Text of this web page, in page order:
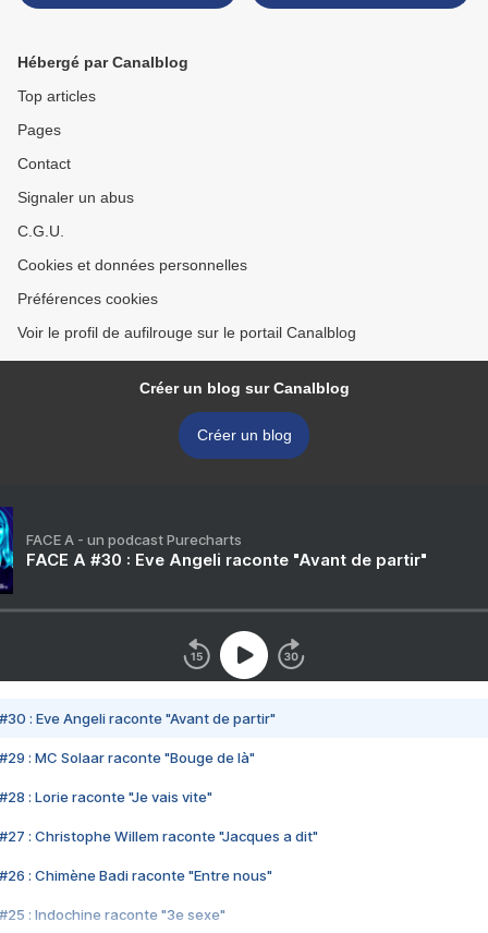
Hébergé par Canalblog
Top articles
Pages
Contact
Signaler un abus
C.G.U.
Cookies et données personnelles
Préférences cookies
Voir le profil de aufilrouge sur le portail Canalblog
Créer un blog sur Canalblog
Créer un blog
FACE A - un podcast Purecharts
FACE A #30 : Eve Angeli raconte "Avant de partir"
#30 : Eve Angeli raconte "Avant de partir"
#29 : MC Solaar raconte "Bouge de là"
#28 : Lorie raconte "Je vais vite"
#27 : Christophe Willem raconte "Jacques a dit"
#26 : Chimène Badi raconte "Entre nous"
#25 : Indochine raconte "3e sexe"